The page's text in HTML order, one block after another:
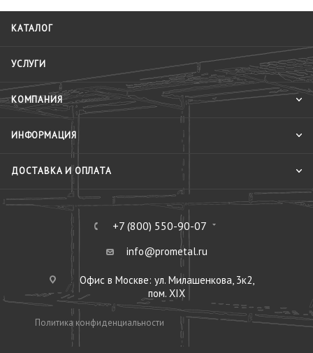
КАТАЛОГ
УСЛУГИ
КОМПАНИЯ
ИНФОРМАЦИЯ
ДОСТАВКА И ОПЛАТА
+7 (800) 550-90-07
info@prometal.ru
Офис в Москве: ул. Милашенкова, 3к2,
пом. XIX
Политика конфиденциальности